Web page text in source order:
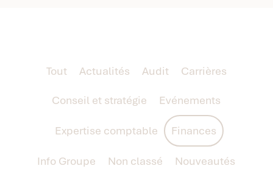
Tout Actualités Audit Carrières
Conseil et stratégie Evénements
Expertise comptable Finances
Info Groupe Non classé Nouveautés